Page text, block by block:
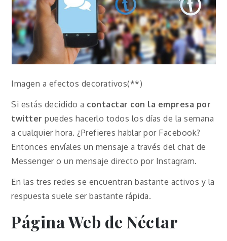
Imagen a efectos decorativos(**)
Si estás decidido a contactar con la empresa por
twitter puedes hacerlo todos los días de la semana
a cualquier hora. ¿Prefieres hablar por Facebook?
Entonces envíales un mensaje a través del chat de
Messenger o un mensaje directo por Instagram.
En las tres redes se encuentran bastante activos y la
respuesta suele ser bastante rápida.
Página Web de Néctar